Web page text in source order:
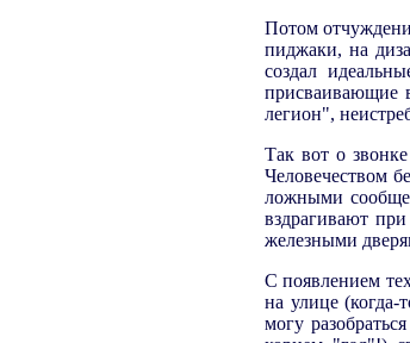
Потом
пиджаки, на
создал
присваивающие
легион",
Так вот о
Человечеством
ложными
вздрагивают
железными
С появлением
на улице
могу